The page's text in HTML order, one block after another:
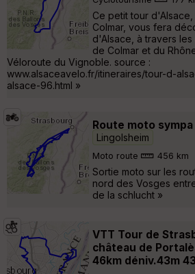
Ce petit tour
Colmar, vous fera
d'Alsace, à travers les
de Colmar et du
Véloroute du Vignoble. source :
www.alsaceavelo.fr/itineraires/tour-d-
alsace-96.html »
Route moto
Lingolsheim
Moto route 456 km
Sortie moto sur les
nord des Vosges
de la schlucht »
VTT Tour de
château de
46km déniv.43m